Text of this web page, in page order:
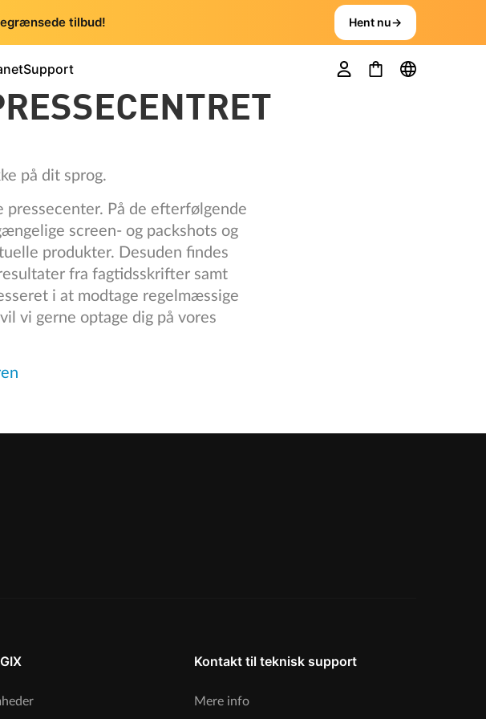
tilbud! Hent nu→
Support
på dit sprog.
På de efterfølgende
screen- og packshots og
produkter. Desuden findes
fra fagtidsskrifter samt
i at modtage regelmæssige
vi gerne optage dig på vores
Kontakt til teknisk support
Mere info